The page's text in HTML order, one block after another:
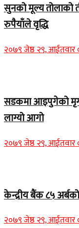
सुनको मूल्य तोलाको
रुपैयाँले वृद्धि
२०७९ जेष्ठ २९, आईतवार
सडकमा आइपुगेको
लाग्यो आगो
२०७९ जेष्ठ २९, आईतवार
केन्द्रीय बैंक ८५
२०७९ जेष्ठ २९, आईतवार